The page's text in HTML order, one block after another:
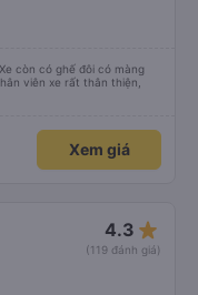
còn có ghế đôi có màng
viên xe rất thân thiện,
Xem giá
4.3 star_rate
(119 đánh giá)